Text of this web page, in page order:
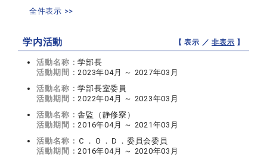
全件表示 >>
学内活動 【 表示 ／非表示 】
活動名称：学部長
活動期間：2023年04月 ～ 2027年03月
活動名称：学部長室委員
活動期間：2022年04月 ～ 2023年03月
活動名称：舎監（静修寮）
活動期間：2016年04月 ～ 2021年03月
活動名称： Ｃ．Ｏ．Ｄ．委員会委員
活動期間：2016年04月 ～ 2020年03月